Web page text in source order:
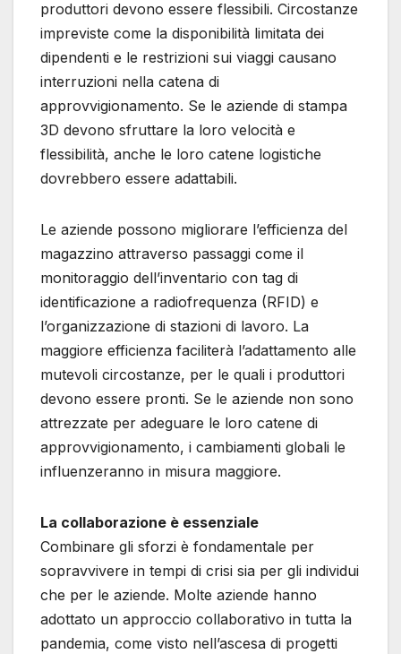
produttori devono essere flessibili. Circostanze
impreviste come la disponibilità limitata dei
dipendenti e le restrizioni sui viaggi causano
interruzioni nella catena di
approvvigionamento. Se le aziende di stampa
3D devono sfruttare la loro velocità e
flessibilità, anche le loro catene logistiche
dovrebbero essere adattabili.
Le aziende possono migliorare l’efficienza del
magazzino attraverso passaggi come il
monitoraggio dell’inventario con tag di
identificazione a radiofrequenza (RFID) e
l’organizzazione di stazioni di lavoro. La
maggiore efficienza faciliterà l’adattamento alle
mutevoli circostanze, per le quali i produttori
devono essere pronti. Se le aziende non sono
attrezzate per adeguare le loro catene di
approvvigionamento, i cambiamenti globali le
influenzeranno in misura maggiore.
La collaborazione è essenziale
Combinare gli sforzi è fondamentale per
sopravvivere in tempi di crisi sia per gli individui
che per le aziende. Molte aziende hanno
adottato un approccio collaborativo in tutta la
pandemia, come visto nell’ascesa di progetti